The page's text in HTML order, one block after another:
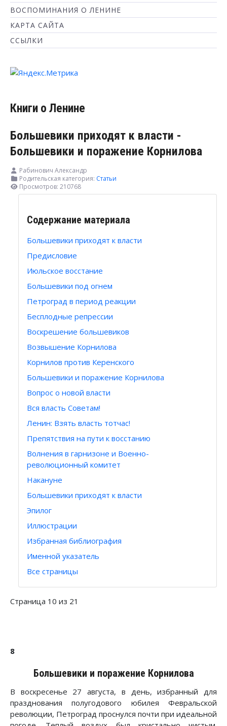
ВОСПОМИНАНИЯ О ЛЕНИНЕ
КАРТА САЙТА
ССЫЛКИ
Книги о Ленине
Большевики приходят к власти -
Большевики и поражение Корнилова
Рабинович Александр
Родительская категория: Статьи
Просмотров: 210768
Содержание материала
Большевики приходят к власти
Предисловие
Июльское восстание
Большевики под огнем
Петроград в период реакции
Бесплодные репрессии
Воскрешение большевиков
Возвышение Корнилова
Корнилов против Керенского
Большевики и поражение Корнилова
Вопрос о новой власти
Вся власть Советам!
Ленин: Взять власть тотчас!
Препятствия на пути к восстанию
Волнения в гарнизоне и Военно-
революционный комитет
Накануне
Большевики приходят к власти
Эпилог
Иллюстрации
Избранная библиография
Именной указатель
Все страницы
Страница 10 из 21
8
Большевики и поражение Корнилова
В воскресенье 27 августа, в день, избранный для
празднования полугодового юбилея Февральской
революции, Петроград проснулся почти при идеальной